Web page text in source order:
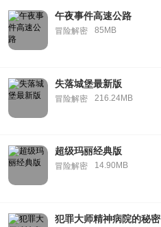
午夜事件高速公路
冒险解密 85MB
失落城堡最新版
冒险解密 216.24MB
超级玛丽经典版
冒险解密 14.90MB
犯罪大师精神病院的秘密